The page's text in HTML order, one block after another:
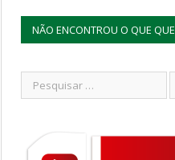
NÃO ENCONTROU O QUE